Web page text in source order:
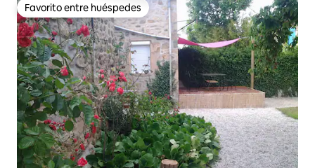
Favorito entre huéspedes
Favorito entre huéspedes